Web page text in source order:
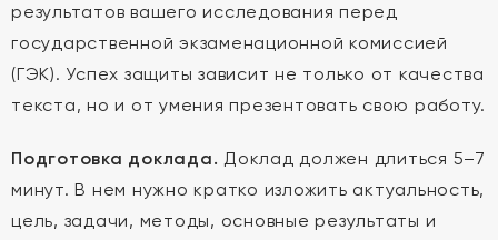
результатов вашего исследования перед
государственной экзаменационной комиссией
(ГЭК). Успех защиты зависит не только от качества
текста, но и от умения презентовать свою работу.
Подготовка доклада. Доклад должен длиться 5–7
минут. В нем нужно кратко изложить актуальность,
цель, задачи, методы, основные результаты и